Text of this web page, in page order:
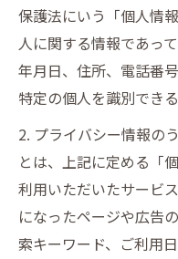
保護法にいう「個人情
人に関する情報であっ
年月日、住所、電話番
特定の個人を識別でき
2. プライバシー情報の
とは、上記に定める「
利用いただいたサービ
になったページや広告
索キーワード、ご利用